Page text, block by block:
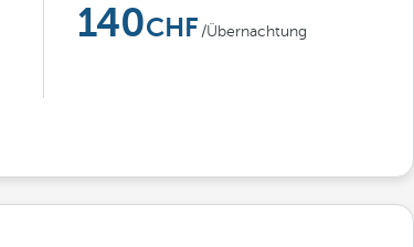
140 /Übernachtung